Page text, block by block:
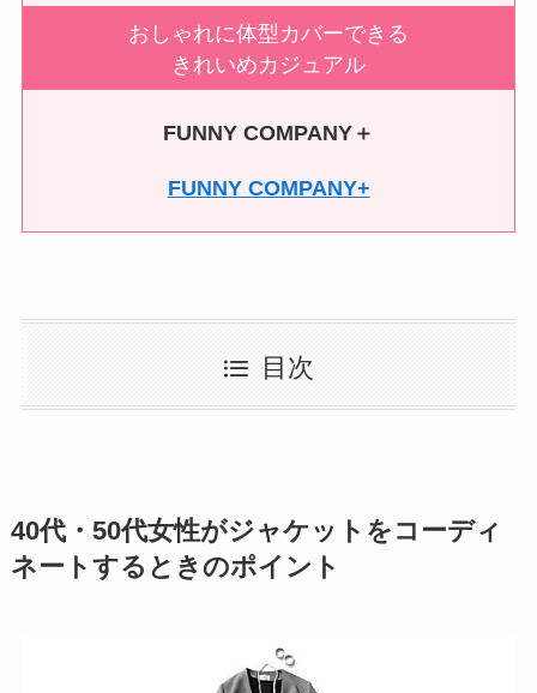
おしゃれに体型カバーできる
きれいめカジュアル
FUNNY COMPANY＋
FUNNY COMPANY+
目次
40代・50代女性がジャケットをコーディ
ネートするときのポイント